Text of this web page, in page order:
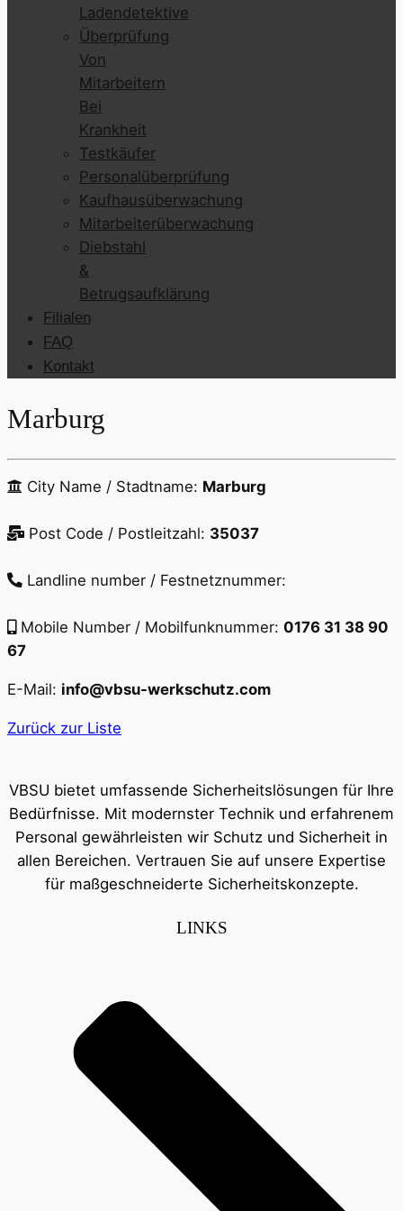
Ladendetektive
Überprüfung
Von
Mitarbeitern
Bei
Krankheit
Testkäufer
Personalüberprüfung
Kaufhausüberwachung
Mitarbeiterüberwachung
Diebstahl
&
Betrugsaufklärung
Filialen
FAQ
Kontakt
Marburg
City Name / Stadtname: Marburg
Post Code / Postleitzahl: 35037
Landline number / Festnetznummer:
Mobile Number / Mobilfunknummer: 0176 31 38 90
67
E-Mail: info@vbsu-werkschutz.com
Zurück zur Liste
VBSU bietet umfassende Sicherheitslösungen für Ihre
Bedürfnisse. Mit modernster Technik und erfahrenem
Personal gewährleisten wir Schutz und Sicherheit in
allen Bereichen. Vertrauen Sie auf unsere Expertise
für maßgeschneiderte Sicherheitskonzepte.
LINKS